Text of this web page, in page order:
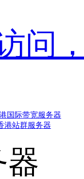
问
国际带宽服务器
港站群服务器
器